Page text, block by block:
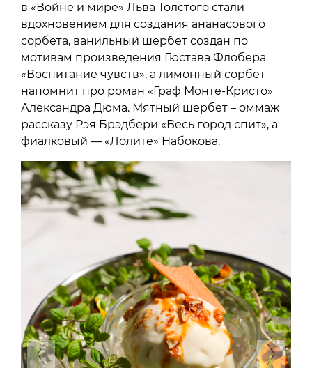
в «Войне и мире» Льва Толстого стали
вдохновением для создания ананасового
сорбета, ванильный шербет создан по
мотивам произведения Гюстава Флобера
«Воспитание чувств», а лимонный сорбет
напомнит про роман «Граф Монте-Кристо»
Александра Дюма. Мятный шербет – оммаж
рассказу Рэя Брэдбери «Весь город спит», а
фиалковый — «Лолите» Набокова.
Previous Next